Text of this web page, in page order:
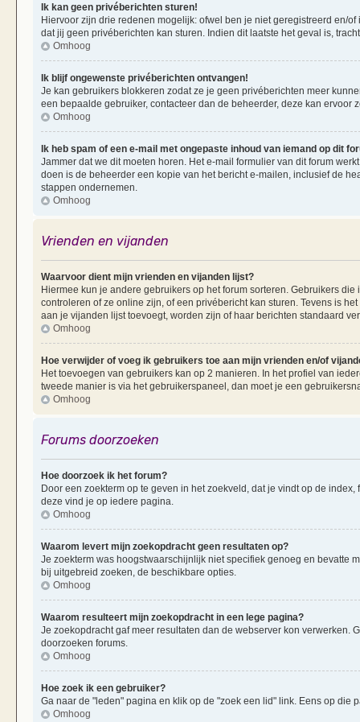
Ik kan geen privéberichten sturen!
Hiervoor zijn drie redenen mogelijk: ofwel ben je niet geregistreerd en/
dat jij geen privéberichten kan sturen. Indien dit laatste het geval is,
Omhoog
Ik blijf ongewenste privéberichten ontvangen!
Je kan gebruikers blokkeren zodat ze je geen privéberichten meer
een bepaalde gebruiker, contacteer dan de beheerder, deze kan ervoor
Omhoog
Ik heb spam of een e-mail met ongepaste inhoud van iemand op dit
Jammer dat we dit moeten horen. Het e-mail formulier van dit forum
doen is de beheerder een kopie van het bericht e-mailen, inclusief de
stappen ondernemen.
Omhoog
Vrienden en vijanden
Waarvoor dient mijn vrienden en vijanden lijst?
Hiermee kun je andere gebruikers op het forum sorteren. Gebruikers
controleren of ze online zijn, of een privébericht kan sturen. Tevens is
aan je vijanden lijst toevoegt, worden zijn of haar berichten standaard
Omhoog
Hoe verwijder of voeg ik gebruikers toe aan mijn vrienden en/of
Het toevoegen van gebruikers kan op 2 manieren. In het profiel van
tweede manier is via het gebruikerspaneel, dan moet je een
Omhoog
Forums doorzoeken
Hoe doorzoek ik het forum?
Door een zoekterm op te geven in het zoekveld, dat je vindt op de
deze vind je op iedere pagina.
Omhoog
Waarom levert mijn zoekopdracht geen resultaten op?
Je zoekterm was hoogstwaarschijnlijk niet specifiek genoeg en bevatte
bij uitgebreid zoeken, de beschikbare opties.
Omhoog
Waarom resulteert mijn zoekopdracht in een lege pagina?
Je zoekopdracht gaf meer resultaten dan de webserver kon verwerken.
doorzoeken forums.
Omhoog
Hoe zoek ik een gebruiker?
Ga naar de "leden" pagina en klik op de "zoek een lid" link. Eens op die
Omhoog